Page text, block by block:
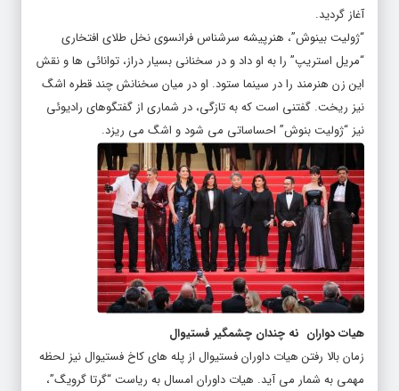
آغاز گردید.
“ژولیت بینوش”، هنرپیشه سرشناس فرانسوی نخل طلای افتخاری
“مریل استریپ” را به او داد و در سخنانی بسیار دراز، توانائی ها و نقش
این زن هنرمند را در سینما ستود. او در میان سخنانش چند قطره اشگ
نیز ریخت. گفتنی است که به تازگی، در شماری از گفتگوهای رادیوئی
نیز “ژولیت بنوش” احساساتی می شود و اشگ می ریزد.
هیات دواران نه چندان چشمگیر فستیوال
زمان بالا رفتن هیات داوران فستیوال از پله های کاخ فستیوال نیز لحظه
مهمی به شمار می آید. هیات داوران امسال به ریاست “گرتا گرویگ”،